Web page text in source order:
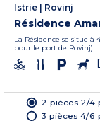
Istrie | Rovinj
Résidence
La Résidence se situe
pour le port de Rovinj).
2 pièces 2/4
3 pièces 4/6